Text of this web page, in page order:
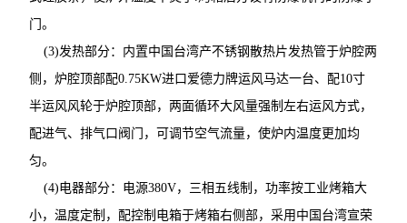
门。
(3)发热部分：内置中国台湾产不锈钢散热片发热管于炉腔两
侧，炉腔顶部配0.75KW进口爱德力牌运风马达一台、配10寸
半运风风轮于炉腔顶部，两面循环大风量强制左右运风方式，
配进气、排气口阀门，可调节空气流量，使炉内温度更加均
匀。
(4)电器部分：电源380V，三相五线制，功率按工业烤箱大
小，温度定制，配控制电箱于烤箱右侧部，采用中国台湾宣荣